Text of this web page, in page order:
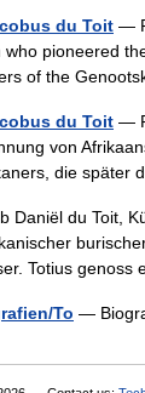
du Toit —
who pioneered
of the
du Toit —
von
die
Daniël du Toit,
Totius
To —